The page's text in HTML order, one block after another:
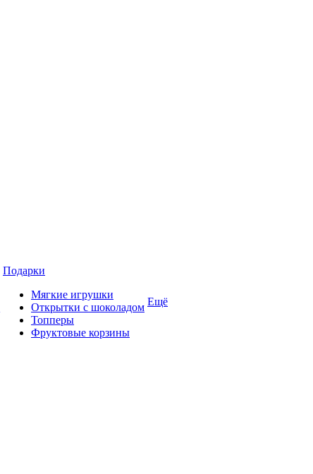
Подарки
Мягкие игрушки
Открытки с шоколадом
Топперы
Фруктовые корзины
Ещё